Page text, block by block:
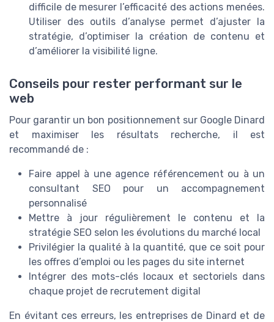
difficile de mesurer l’efficacité des actions menées.
Utiliser des outils d’analyse permet d’ajuster la
stratégie, d’optimiser la création de contenu et
d’améliorer la visibilité ligne.
Conseils pour rester performant sur le
web
Pour garantir un bon positionnement sur Google Dinard
et maximiser les résultats recherche, il est
recommandé de :
Faire appel à une agence référencement ou à un
consultant SEO pour un accompagnement
personnalisé
Mettre à jour régulièrement le contenu et la
stratégie SEO selon les évolutions du marché local
Privilégier la qualité à la quantité, que ce soit pour
les offres d’emploi ou les pages du site internet
Intégrer des mots-clés locaux et sectoriels dans
chaque projet de recrutement digital
En évitant ces erreurs, les entreprises de Dinard et de